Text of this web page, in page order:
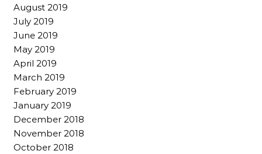
August 2019
July 2019
June 2019
May 2019
April 2019
March 2019
February 2019
January 2019
December 2018
November 2018
October 2018